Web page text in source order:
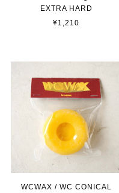
EXTRA HARD
¥1,210
WCWAX / WC CONICAL